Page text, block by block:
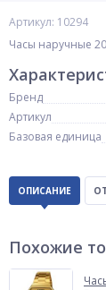
Артикул: 10294
Часы наручные
Бренд
Артикул
Базовая единица
ОПИСАНИЕ
Похожие